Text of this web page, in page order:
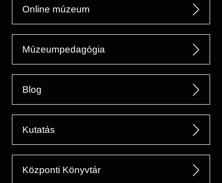
Online múzeum
Múzeumpedagógia
Blog
Kutatás
Központi Könyvtár